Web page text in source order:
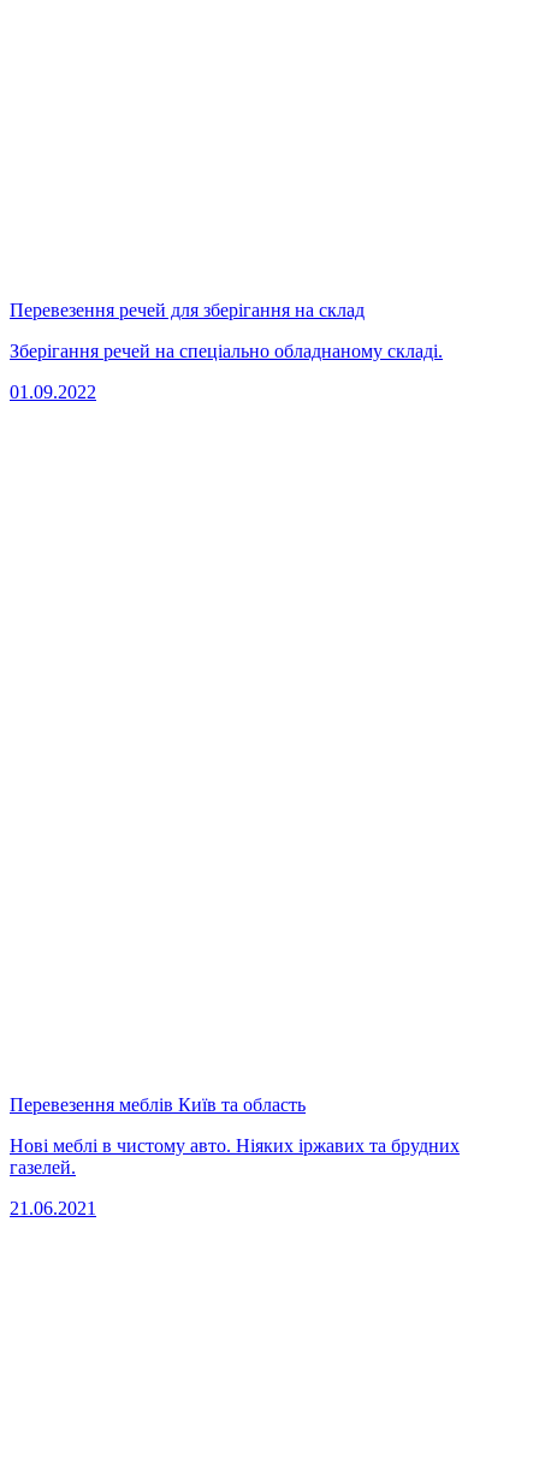
Перевезення речей для зберігання на склад
Зберігання речей на спеціально обладнаному складі.
01.09.2022
Перевезення меблів Київ та область
Нові меблі в чистому авто. Ніяких іржавих та брудних
газелей.
21.06.2021